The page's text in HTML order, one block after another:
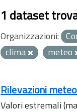
1 dataset
Organizzazioni:
clima
meteo
Rilevazioni
Valori estremali